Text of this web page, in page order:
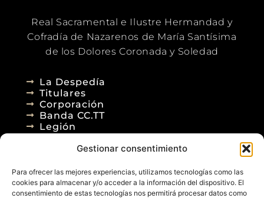
Gestionar consentimiento
Para ofrecer las mejores experiencias, utilizamos tecnologías como las
cookies para almacenar y/o acceder a la información del dispositivo. El
consentimiento de estas tecnologías nos permitirá procesar datos como
Real Sacramental e Ilustre Hermandad y
Cofradía de Nazarenos de María Santísima
de los Dolores Coronada y Soledad
La Despedía
Titulares
Corporación
Banda CC.TT
Legión
Agenda
Blog
Contacto